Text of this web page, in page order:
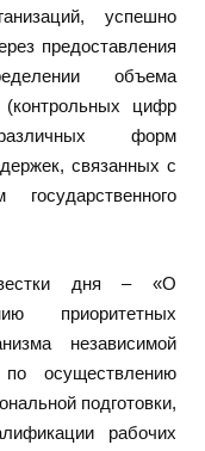
успешно
предоставления
объема
цифр
форм
связанных с
дня – «О
приоритетных
независимой
осуществлению
подготовки,
рабочих